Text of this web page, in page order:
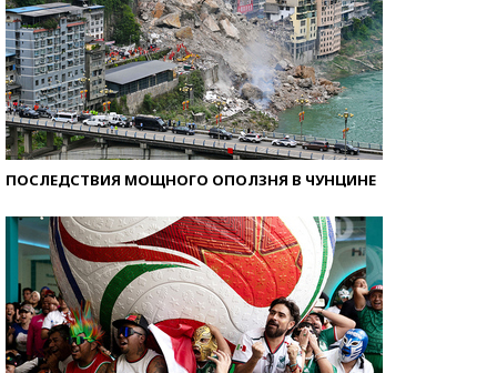
ПОСЛЕДСТВИЯ МОЩНОГО ОПОЛЗНЯ В ЧУНЦИНЕ